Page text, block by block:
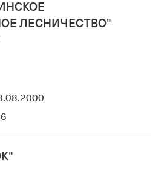
ЛЕСНИЧЕСТВО"